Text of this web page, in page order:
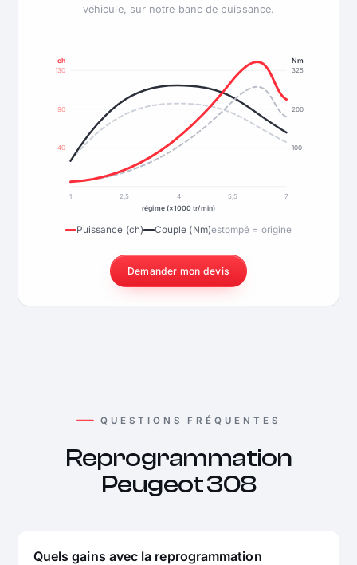
véhicule, sur notre banc de puissance.
40
90
130
100
200
325
ch Nm
1 2,5 4 5,5
7
régime (×1000 tr/min)
Puissance (ch) Couple (Nm)estompé = origine
Demander mon devis
QUESTIONS FRÉQUENTES
Reprogrammation
Peugeot 308
Quels gains avec la reprogrammation